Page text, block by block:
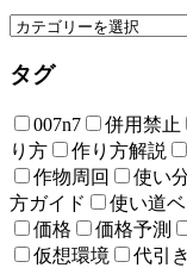
タグ
007n7 併用禁止
り方
作り方解説
作物周回
使い
方ガイド
使い道ベ
価格
価格予測
仮想環境
代引